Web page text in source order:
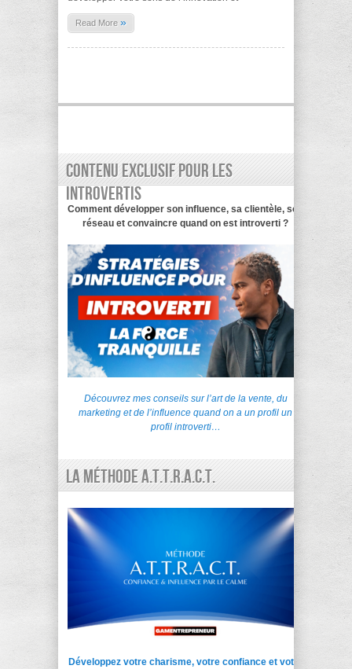
Read More »
Contenu exclusif pour les
introvertis
Comment développer son influence, sa clientèle, son
réseau et convaincre quand on est introverti ?
Découvrez mes conseils sur l’art de la vente, du
marketing et de l’influence quand on a un profil un
profil introverti…
La Méthode A.T.T.R.A.C.T.
Développez votre charisme, votre confiance et votre